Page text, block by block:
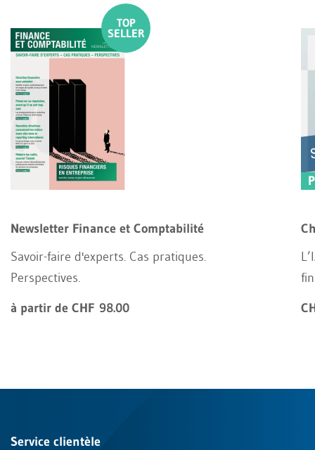
Newsletter Finance et Comptabilité
Savoir-faire d'experts. Cas pratiques.
Perspectives.
à partir de CHF 98.00
Service clientèle